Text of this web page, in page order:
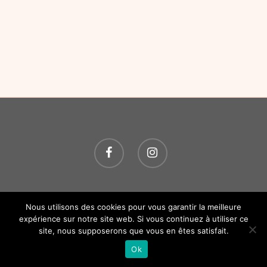
© 2026 O P'TITS SOINS. Tous droits réservés.Création
Atelier Com' Personne. Mentions légales.
Nous utilisons des cookies pour vous garantir la meilleure
expérience sur notre site web. Si vous continuez à utiliser ce
site, nous supposerons que vous en êtes satisfait.
Ok